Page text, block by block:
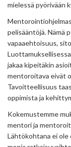
mielessä pyörivään
pelisääntöjä. Nämä
vapaaehtoisuus,
jakaa kipeitäkin
mentoroitava eivät
Tavoitteellisuus
oppimista ja
Kokemustemme
mentori ja
Lähtökohtana ei ole